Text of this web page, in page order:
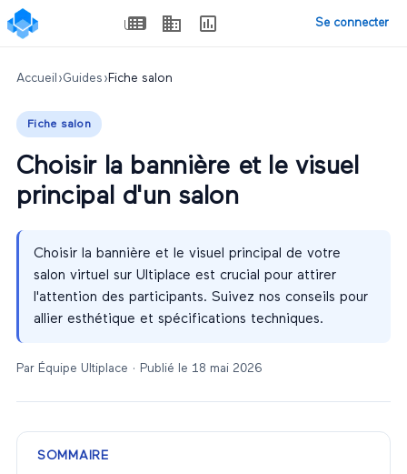
Se connecter
Accueil ›Guides › Fiche salon
Fiche salon
Choisir la bannière et le visuel
principal d'un salon
Choisir la bannière et le visuel principal de votre
salon virtuel sur Ultiplace est crucial pour attirer
l'attention des participants. Suivez nos conseils pour
allier esthétique et spécifications techniques.
Par Équipe Ultiplace · Publié le 18 mai 2026
SOMMAIRE